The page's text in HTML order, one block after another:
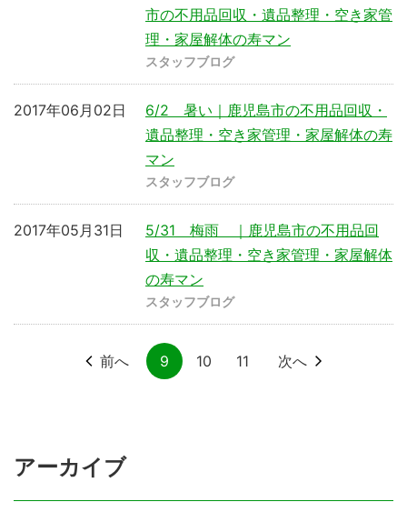
市の不用品回収・遺品整理・空き家管
理・家屋解体の寿マン
スタッフブログ
6/2 暑い｜鹿児島市の不用品回収・
遺品整理・空き家管理・家屋解体の寿
マン
2017年06月02日
スタッフブログ
5/31 梅雨 ｜鹿児島市の不用品回
収・遺品整理・空き家管理・家屋解体
の寿マン
2017年05月31日
スタッフブログ
前へ 9 10 11 次へ
アーカイブ